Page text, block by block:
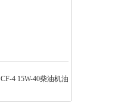
CF-4 15W-40柴油机油